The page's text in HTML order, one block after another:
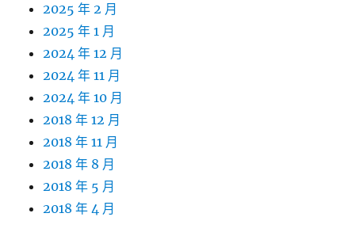
2025 年 2 月
2025 年 1 月
2024 年 12 月
2024 年 11 月
2024 年 10 月
2018 年 12 月
2018 年 11 月
2018 年 8 月
2018 年 5 月
2018 年 4 月